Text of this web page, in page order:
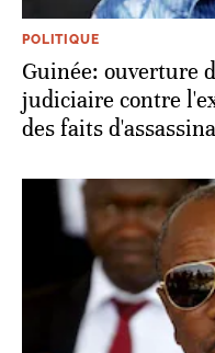
POLITIQUE
Guinée: ouverture
judiciaire contre
des faits